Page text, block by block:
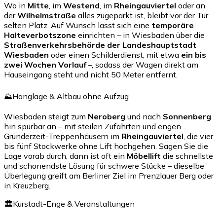
Wo in Mitte, im Westend, im Rheingauviertel oder an
derWilhelmstraße alles zugeparkt ist, bleibt vor der Tür
selten Platz. Auf Wunsch lässt sich eine temporäre
Halteverbotszone einrichten – in Wiesbaden über die
Straßenverkehrsbehörde der Landeshauptstadt
Wiesbaden oder einen Schilderdienst, mit etwa ein bis
zwei Wochen Vorlauf–, sodass der Wagen direkt am
Hauseingang steht und nicht 50 Meter entfernt.
⛰️Hanglage & Altbau ohne Aufzug
Wiesbaden steigt zum Neroberg und nach Sonnenberg
hin spürbar an – mit steilen Zufahrten und engen
Gründerzeit-Treppenhäusern im Rheingauviertel, die vier
bis fünf Stockwerke ohne Lift hochgehen. Sagen Sie die
Lage vorab durch, dann ist oft ein Möbellift die schnellste
und schonendste Lösung für schwere Stücke – dieselbe
Überlegung greift am Berliner Ziel im Prenzlauer Berg oder
in Kreuzberg.
🏛️Kurstadt-Enge & Veranstaltungen